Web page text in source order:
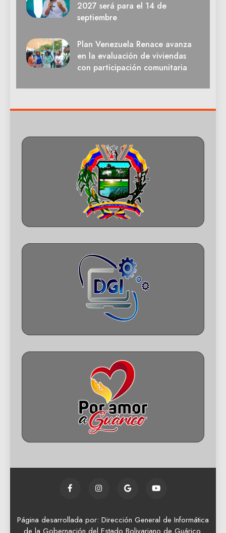
2027 será para el 14 de
septiembre
Plan Venezuela Renace avanza
en la evaluación de viviendas
con participación comunitaria
Página desarrollada por: Dirección General de Informática